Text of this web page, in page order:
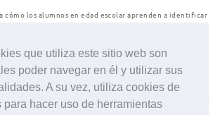
que utiliza este sitio web son
poder navegar en él y utilizar sus
A su vez, utiliza cookies de
para hacer uso de herramientas
cómo los alumnos en edad escolar aprenden a identificar
debe mover una persona por la ciudad, a la vez que
prácticas del baloncesto.
clave una representación de la ciudad donde los
por ella y reconocer las señales según vayan
de baloncesto para hacerse con un balón.
estos entrenamientos impartidos por la Fundación haz
vial de Valorcito y Valorgol”. Esta iniciativa audivisual